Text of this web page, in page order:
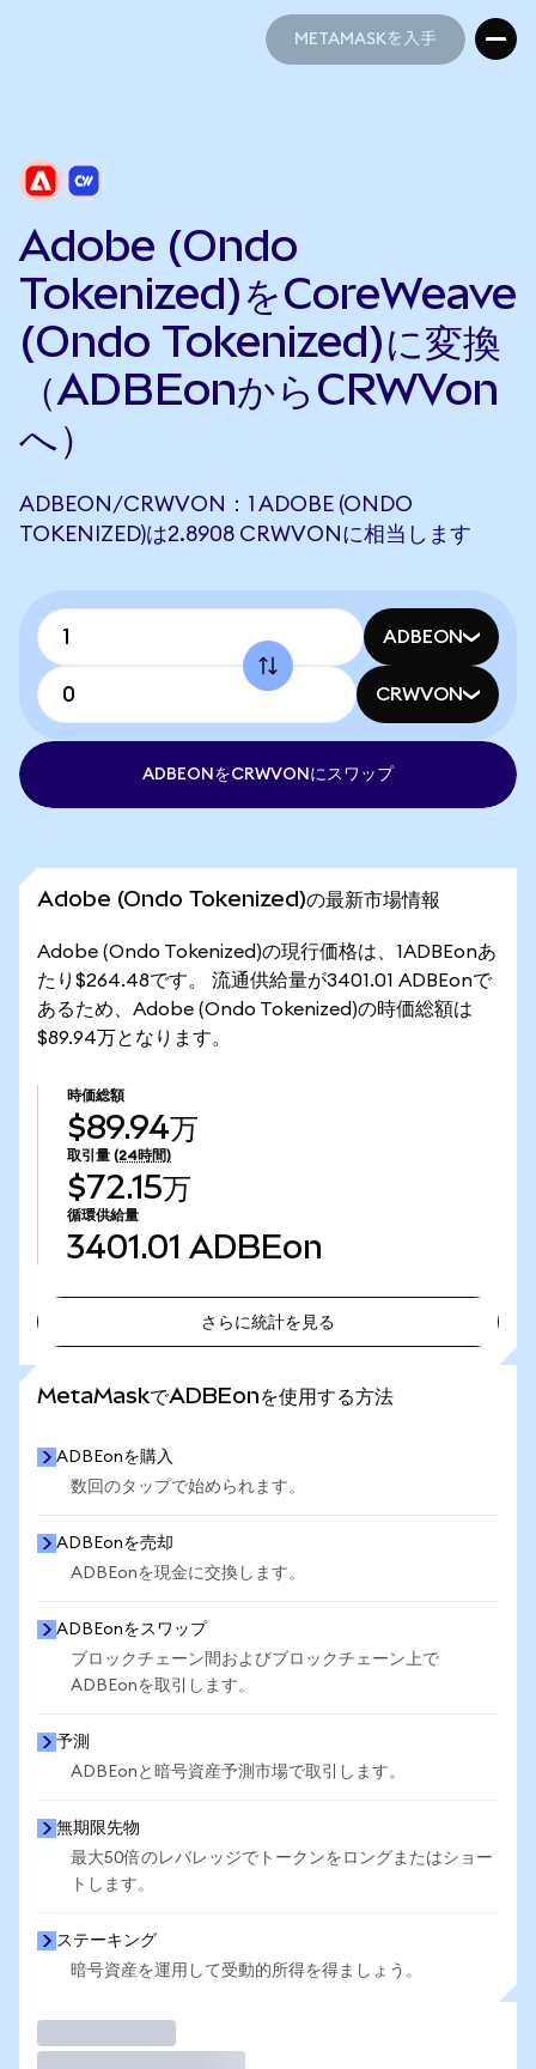
METAMASKを入手
Adobe (Ondo
Tokenized)をCoreWeave
(Ondo Tokenized)に変換
（ADBEonからCRWVon
へ）
ADBEON/CRWVON：1 ADOBE (ONDO
TOKENIZED)は2.8908 CRWVONに相当します
ADBEON
CRWVON
ADBEONをCRWVONにスワップ
Adobe (Ondo Tokenized)の最新市場情報
Adobe (Ondo Tokenized)の現行価格は、1ADBEonあ
たり$264.48です。 流通供給量が3401.01 ADBEonで
あるため、Adobe (Ondo Tokenized)の時価総額は
$89.94万となります。
時価総額
$89.94万
取引量 (24時間)
$72.15万
循環供給量
3401.01 ADBEon
さらに統計を見る
MetaMaskでADBEonを使用する方法
ADBEonを購入
数回のタップで始められます。
ADBEonを売却
ADBEonを現金に交換します。
ADBEonをスワップ
ブロックチェーン間およびブロックチェーン上で
ADBEonを取引します。
予測
ADBEonと暗号資産予測市場で取引します。
無期限先物
最大50倍のレバレッジでトークンをロングまたはショー
トします。
ステーキング
暗号資産を運用して受動的所得を得ましょう。